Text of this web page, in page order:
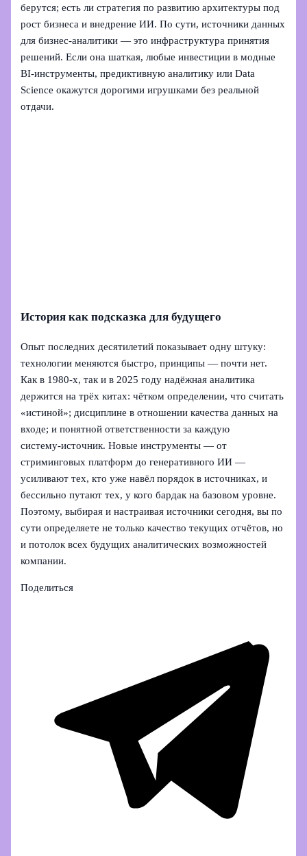
берутся; есть ли стратегия по развитию архитектуры под
рост бизнеса и внедрение ИИ. По сути, источники данных
для бизнес-аналитики — это инфраструктура принятия
решений. Если она шаткая, любые инвестиции в модные
BI‑инструменты, предиктивную аналитику или Data
Science окажутся дорогими игрушками без реальной
отдачи.
История как подсказка для будущего
Опыт последних десятилетий показывает одну штуку:
технологии меняются быстро, принципы — почти нет.
Как в 1980‑х, так и в 2025 году надёжная аналитика
держится на трёх китах: чётком определении, что считать
«истиной»; дисциплине в отношении качества данных на
входе; и понятной ответственности за каждую
систему‑источник. Новые инструменты — от
стриминговых платформ до генеративного ИИ —
усиливают тех, кто уже навёл порядок в источниках, и
бессильно путают тех, у кого бардак на базовом уровне.
Поэтому, выбирая и настраивая источники сегодня, вы по
сути определяете не только качество текущих отчётов, но
и потолок всех будущих аналитических возможностей
компании.
Поделиться